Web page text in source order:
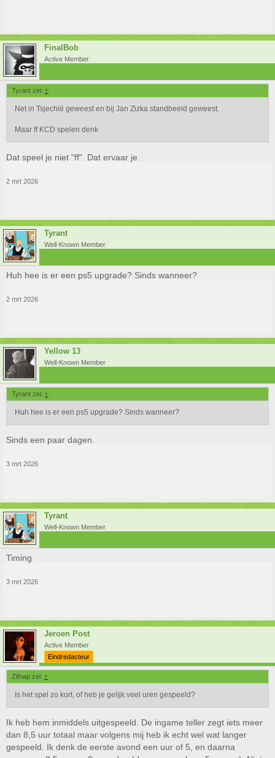
FinalBob
Active Member
Tyrant zei: ↑
Net in Tsjechië geweest en bij Jan Zizka standbeeld geweest.
Maar ff KCD spelen denk
Dat speel je niet "ff". Dat ervaar je.
2 mrt 2026
Tyrant
Well-Known Member
Huh hee is er een ps5 upgrade? Sinds wanneer?
2 mrt 2026
Yellow 13
Well-Known Member
Tyrant zei: ↑
Huh hee is er een ps5 upgrade? Sinds wanneer?
Sinds een paar dagen.
3 mrt 2026
Tyrant
Well-Known Member
Timing
3 mrt 2026
Jeroen Post
Active Member
Eindredacteur
Zifnap zei: ↑
Is het spel zo kort, of heb je gelijk veel uren gespeeld?
Ik heb hem inmiddels uitgespeeld. De ingame teller zegt iets meer
dan 8,5 uur totaal maar volgens mij heb ik echt wel wat langer
gespeeld. Ik denk de eerste avond een uur of 5, en daarna